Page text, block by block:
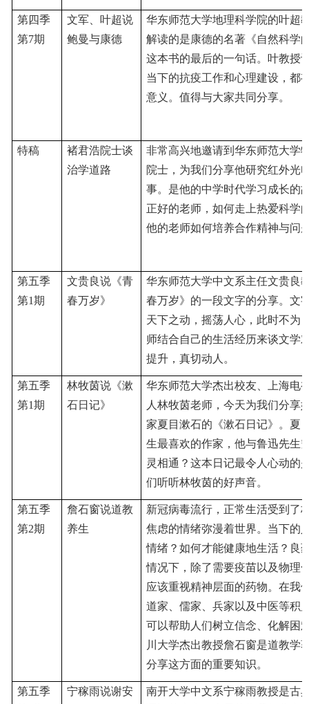
第四季
第7期
文军、叶超说
鲍曼与康德
华东师范大学地理科学院的叶超
解读的是康德的名著《自然科学
这本书的最后的一句话。叶教授
当下的抗疫工作和心理建设，都
意义。值得与大家共同分享。
特稿
褚君浩院士谈
治学道路
非常高兴地邀请到华东师范大学
院士，为我们分享他研究红外光
事。是他的中学时代学习成长的
正好的老师，如何走上热爱科学
他的老师如何培养合作精神与问
第五季
第1期
文贵良说《青
春万岁》
华东师范大学中文系主任文贵良
春万岁》的一段文字的分享。文
天下之动，摇荡人心，此时不为
师结合自己的生活经历来谈文学
提升，真切动人。
第五季
第1期
林牧茵说《漱
石日记》
华东师范大学杰出校友、上海电
人林牧茵老师，今天为我们分享
家夏目漱石的《漱石日记》。夏
生最喜欢的作家，他与鲁迅先生
灵相通？这本日记最令人心动的
们听听林牧茵的好声音。
第五季
第2期
詹石窗说道教
养生
新冠病毒流行，正常生活受到了
焦虑的情绪弥漫着世界。当下的
情绪？如何才能健康地生活？良
情况下，除了需要疫苗以及物理
应该重视精神层面的药物。在我
道家、儒家、兵家以及中医等积
可以帮助人们树立信念、化解困
川大学杰出教授詹石窗是道教学
分享这方面的重要知识。
第五季
宁稼雨说谢安
南开大学中文系宁稼雨教授是古